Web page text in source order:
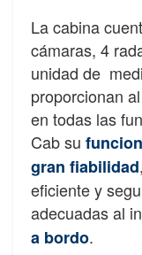
La cabina
cámaras, 4
unidad de
proporcionan
en todas las
Cab su
gran fiabilidad
eficiente y
adecuadas al
a bordo.